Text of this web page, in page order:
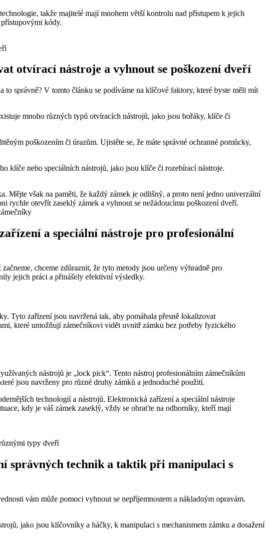
takže majitelé mají mnohem větší kontrolu nad přístupem k jejich
kódy.
otvírací nástroje a vyhnout se poškození dveří
správně? V tomto článku se podíváme na klíčové faktory, které byste měli mít
mnoho různých typů otvíracích nástrojů, jako jsou hořáky, klíče či
poškozením či úrazům. Ujistěte se, že máte správné ochranné pomůcky,
klíče nebo speciálních nástrojů, jako jsou klíče či rozebírací nástroje.
Mějte však na paměti, že každý zámek je odlišný, a proto není jedno univerzální
rychle otevřít zaseklý zámek a vyhnout se nežádoucímu poškození dveří.
a speciální nástroje pro profesionální
chceme zdůraznit, že tyto metody jsou určeny výhradně pro
jejich práci a přinášely efektivní výsledky.
Tyto zařízení jsou navržená tak, aby pomáhala přesně lokalizovat
které umožňují zámečníkovi vidět uvnitř zámku bez potřeby fyzického
nástrojů je „lock pick“. Tento nástroj profesionálním zámečníkům
jsou navrženy pro různé druhy zámků a jednoduché použití.
technologií a nástrojů. Elektronická zařízení a speciální nástroje
kdy je váš zámek zaseklý, vždy se obraťte na odborníky, kteří mají
správných technik a taktik při manipulaci s
vám může pomoci vyhnout se nepříjemnostem a nákladným opravám.
jako jsou klíčovníky a háčky, k manipulaci s mechanismem zámku a dosažení